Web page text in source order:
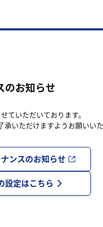
のお知らせ
ていただいております。
いただけますようお願いい
ンスのお知らせ
設定はこちら